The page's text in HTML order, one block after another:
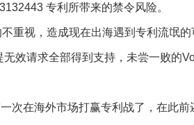
专利所带来的禁令风险。
视，造成现在出海遇到专利流氓的
效请求全部得到支持，未尝一败的
在海外市场打赢专利战了，在此前